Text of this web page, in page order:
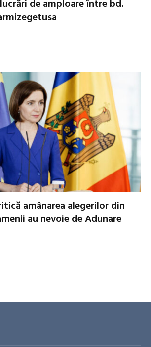
de amploare între bd.
amânarea alegerilor din
au nevoie de Adunare